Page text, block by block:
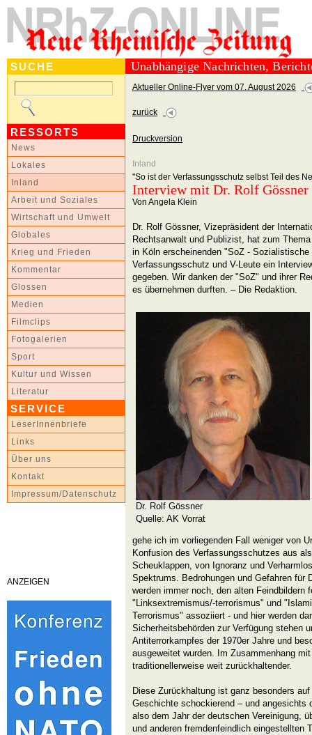
SUCHE
RESSORTS
News
Lokales
Inland
Arbeit und Soziales
Wirtschaft und Umwelt
Globales
Krieg und Frieden
Kommentar
Glossen
Medien
Filmclips
Fotogalerien
Sport
Kultur und Wissen
Literatur
SERVICE
LeserInnenbriefe
Links
Über uns
Kontakt
Impressum/Datenschutz
ANZEIGEN
Unabhängige Nachrichten,
Aktueller Online-Flyer vom 07. August 2026
zurück
Druckversion
Inland
"So ist der Verfassungsschutz selbst Teil des
Interview mit Dr. Rolf Gössner
Von Angela Klein
Dr. Rolf Gössner, Vizepräsident der
Rechtsanwalt und Publizist, hat zum
in Köln erscheinenden "SoZ -
Verfassungsschutz und V-Leute ein
gegeben. Wir danken der "SoZ" und ihrer
es übernehmen durften. – Die Redaktion.
Dr. Rolf Gössner
Quelle: AK Vorrat
gehe ich im vorliegenden Fall weniger von
Konfusion des Verfassungsschutzes aus
Scheuklappen, von Ignoranz und
Spektrums. Bedrohungen und Gefahren für
werden immer noch, den alten Feindbildern
"Linksextremismus/-terrorismus" und
Terrorismus" assoziiert - und hier werden
Sicherheitsbehörden zur Verfügung stehen
Antiterrorkampfes der 1970er Jahre und
ausgeweitet wurden. Im Zusammenhang
traditionellerweise weit zurückhaltender.
Diese Zurückhaltung ist ganz besonders
Geschichte schockierend – und angesichts
also dem Jahr der deutschen Vereinigung,
und anderen fremdenfeindlich eingestellten